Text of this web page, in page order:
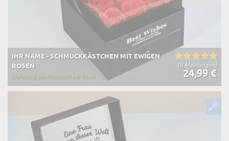
(8 Meinungen)
IHR NAME - SCHMUCKKÄSTCHEN MIT EWIGEN
ROSEN
24,99 €
Lieferung am Mittwoch bei Ihnen